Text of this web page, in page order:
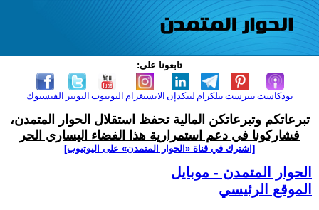
تابعونا على:
الفيسبوك التويتر اليوتيوب الانستغرام لينكدإن تيلكرامبنترست بودكاست
تبرعاتكم وتبرعاتكن المالية تحفظ استقلال الحوار المتمدن،
فشاركونا في دعم استمرارية هذا الفضاء اليساري الحر
[اشترك في قناة ‫«الحوار المتمدن» على اليوتيوب]
الحوار المتمدن - موبايل
الموقع الرئيسي